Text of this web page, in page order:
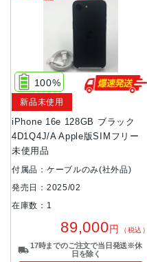
iPhone 16e 128GB ブラック
4D1Q4J/A Apple版SIMフリー
未使用品
100%
新品未使用
付属品：ケーブルのみ(社外品)
発売日：2025/02
在庫数：1
89,000円 （税込）
17時までのご注文で当日発送※休
日を除く